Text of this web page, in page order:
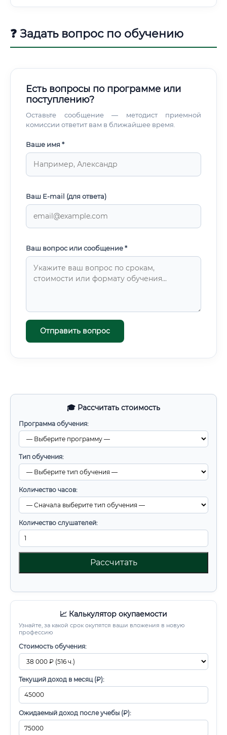
🎓 Рассчитать стоимость
Программа обучения:
Тип обучения:
Количество часов:
Количество слушателей:
Рассчитать
📈 Калькулятор окупаемости
Узнайте, за какой срок окупятся ваши вложения в новую
профессию
Стоимость обучения:
Текущий доход в месяц (₽):
Ожидаемый доход после учебы (₽):
❓ Задать вопрос по обучению
Есть вопросы по программе или
поступлению?
Оставьте сообщение — методист приемной
комиссии ответит вам в ближайшее время.
Ваше имя *
Ваш E-mail (для ответа)
Ваш вопрос или сообщение *
Отправить вопрос